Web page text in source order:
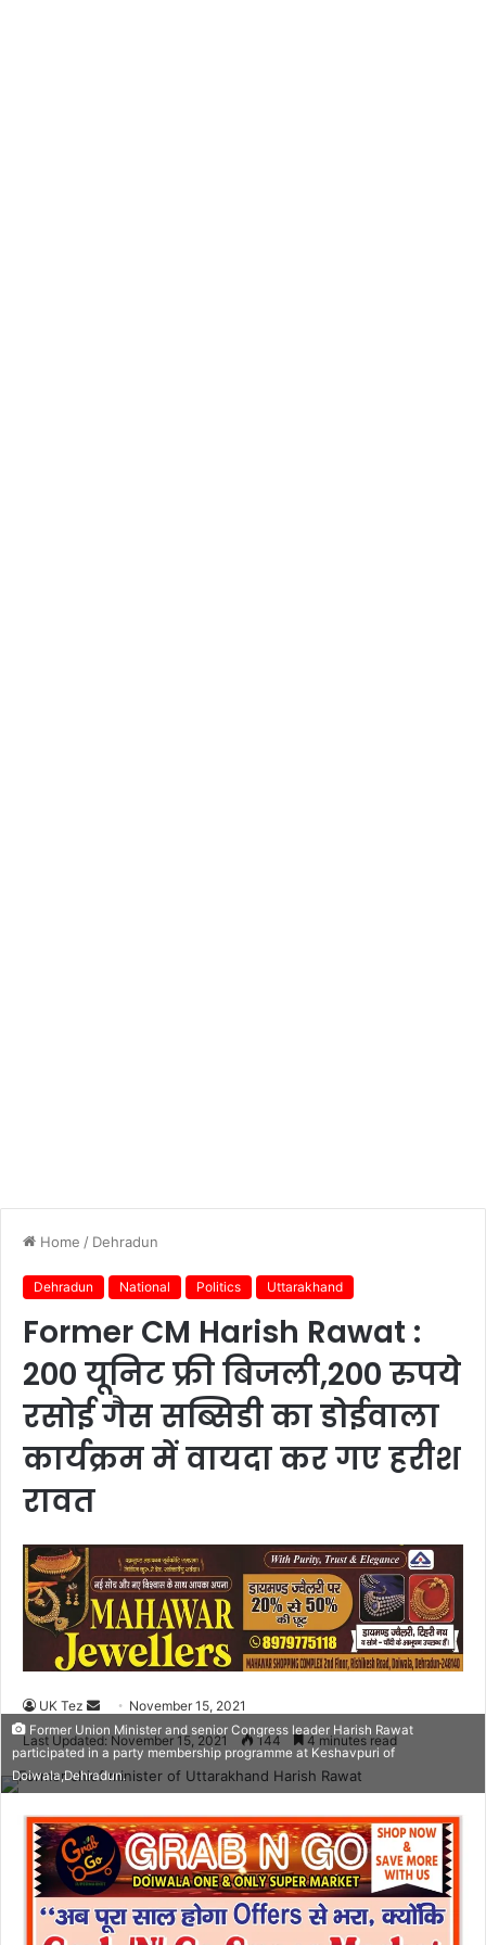
Home / Dehradun
Dehradun National Politics Uttarakhand
Former CM Harish Rawat :
200 यूनिट फ्री बिजली,200 रुपये
रसोई गैस सब्सिडी का डोईवाला
कार्यक्रम में वायदा कर गए हरीश
रावत
UK Tez
e
n
d
n
e
m
a
i
November 15, 2021
Last Updated: November 15, 2021 144 4 minutes read
Former Union Minister and senior Congress leader Harish Rawat
participated in a party membership programme at Keshavpuri of
Doiwala,Dehradun.